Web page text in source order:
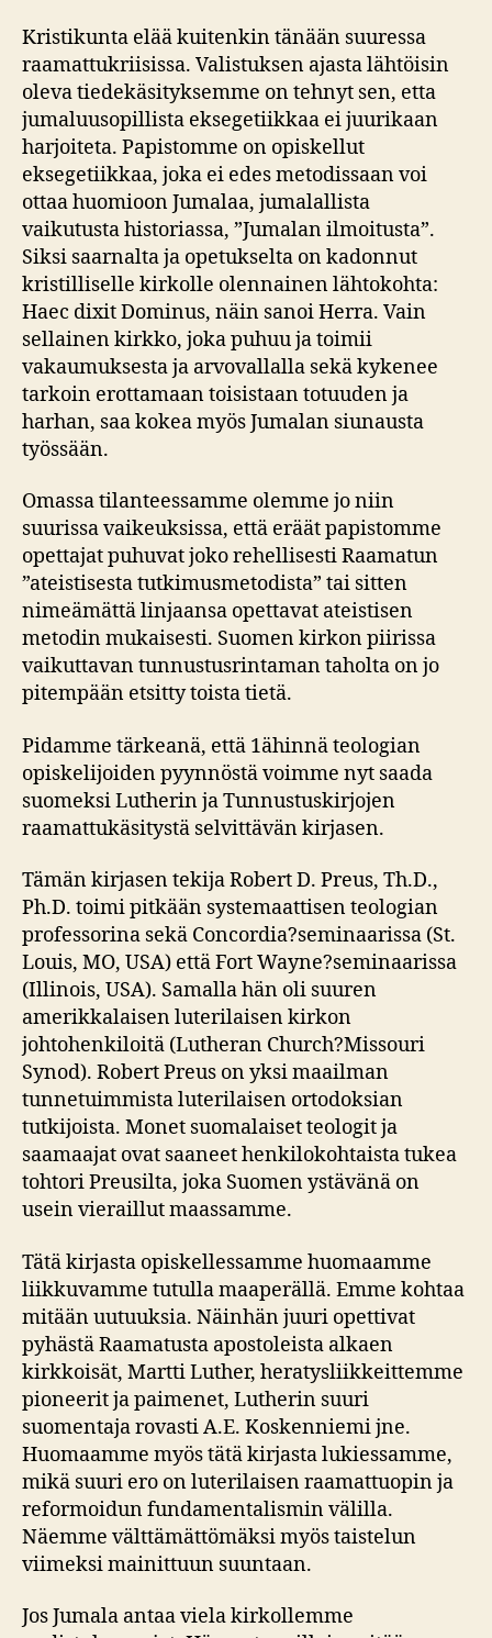
Kristikunta elää kuitenkin tänään suuressa
raamattukriisissa. Valistuksen ajasta lähtöisin
oleva tiedekäsityksemme on tehnyt sen, etta
jumaluusopillista eksegetiikkaa ei juurikaan
harjoiteta. Papistomme on opiskellut
eksegetiikkaa, joka ei edes metodissaan voi
ottaa huomioon Jumalaa, jumalallista
vaikutusta historiassa, ”Jumalan ilmoitusta”.
Siksi saarnalta ja opetukselta on kadonnut
kristilliselle kirkolle olennainen lähtokohta:
Haec dixit Dominus, näin sanoi Herra. Vain
sellainen kirkko, joka puhuu ja toimii
vakaumuksesta ja arvovallalla sekä kykenee
tarkoin erottamaan toisistaan totuuden ja
harhan, saa kokea myös Jumalan siunausta
työssään.
Omassa tilanteessamme olemme jo niin
suurissa vaikeuksissa, että eräät papistomme
opettajat puhuvat joko rehellisesti Raamatun
”ateistisesta tutkimusmetodista” tai sitten
nimeämättä linjaansa opettavat ateistisen
metodin mukaisesti. Suomen kirkon piirissa
vaikuttavan tunnustusrintaman taholta on jo
pitempään etsitty toista tietä.
Pidamme tärkeanä, että 1ähinnä teologian
opiskelijoiden pyynnöstä voimme nyt saada
suomeksi Lutherin ja Tunnustuskirjojen
raamattukäsitystä selvittävän kirjasen.
Tämän kirjasen tekija Robert D. Preus, Th.D.,
Ph.D. toimi pitkään systemaattisen teologian
professorina sekä Concordia?seminaarissa (St.
Louis, MO, USA) että Fort Wayne?seminaarissa
(Illinois, USA). Samalla hän oli suuren
amerikkalaisen luterilaisen kirkon
johtohenkiloitä (Lutheran Church?Missouri
Synod). Robert Preus on yksi maailman
tunnetuimmista luterilaisen ortodoksian
tutkijoista. Monet suomalaiset teologit ja
saamaajat ovat saaneet henkilokohtaista tukea
tohtori Preusilta, joka Suomen ystävänä on
usein vieraillut maassamme.
Tätä kirjasta opiskellessamme huomaamme
liikkuvamme tutulla maaperällä. Emme kohtaa
mitään uutuuksia. Näinhän juuri opettivat
pyhästä Raamatusta apostoleista alkaen
kirkkoisät, Martti Luther, heratysliikkeittemme
pioneerit ja paimenet, Lutherin suuri
suomentaja rovasti A.E. Koskenniemi jne.
Huomaamme myös tätä kirjasta lukiessamme,
mikä suuri ero on luterilaisen raamattuopin ja
reformoidun fundamentalismin välilla.
Näemme välttämättömäksi myös taistelun
viimeksi mainittuun suuntaan.
Jos Jumala antaa viela kirkollemme